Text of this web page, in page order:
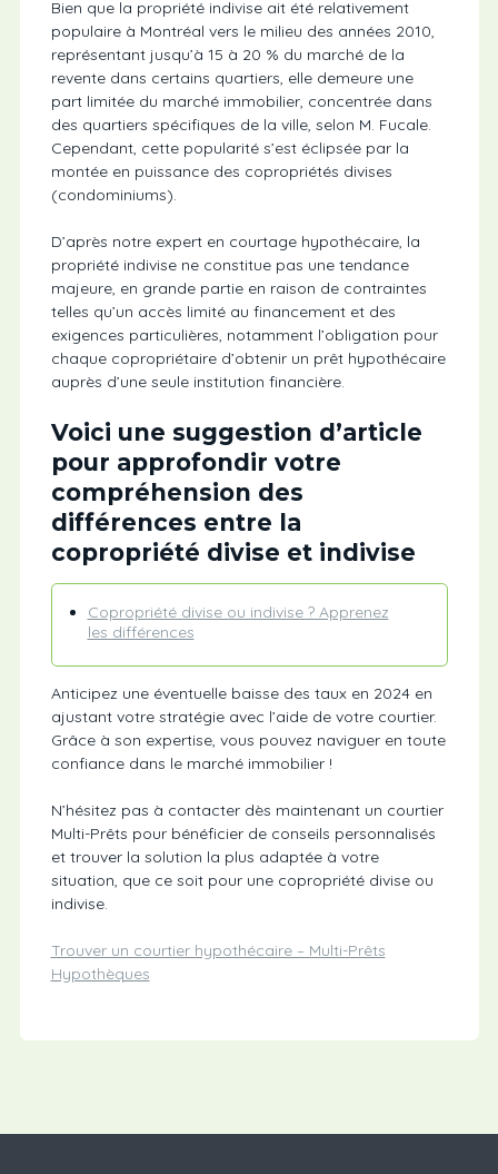
Bien que la propriété indivise ait été relativement
populaire à Montréal vers le milieu des années 2010,
représentant jusqu’à 15 à 20 % du marché de la
revente dans certains quartiers, elle demeure une
part limitée du marché immobilier, concentrée dans
des quartiers spécifiques de la ville, selon M. Fucale.
Cependant, cette popularité s’est éclipsée par la
montée en puissance des copropriétés divises
(condominiums).
D’après notre expert en courtage hypothécaire, la
propriété indivise ne constitue pas une tendance
majeure, en grande partie en raison de contraintes
telles qu’un accès limité au financement et des
exigences particulières, notamment l’obligation pour
chaque copropriétaire d’obtenir un prêt hypothécaire
auprès d’une seule institution financière.
Voici une suggestion d’article
pour approfondir votre
compréhension des
différences entre la
copropriété divise et indivise
Copropriété divise ou indivise ? Apprenez
les différences
Anticipez une éventuelle baisse des taux en 2024 en
ajustant votre stratégie avec l’aide de votre courtier.
Grâce à son expertise, vous pouvez naviguer en toute
confiance dans le marché immobilier !
N’hésitez pas à contacter dès maintenant un courtier
Multi-Prêts pour bénéficier de conseils personnalisés
et trouver la solution la plus adaptée à votre
situation, que ce soit pour une copropriété divise ou
indivise.
Trouver un courtier hypothécaire – Multi-Prêts
Hypothèques